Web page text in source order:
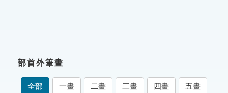
成語故事
索引選單
部首外筆畫
全部 一畫 二畫 三畫 四畫 五畫